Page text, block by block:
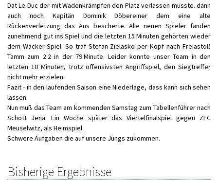
Dat Le Duc der mit Wadenkrämpfen den Platz verlassen musste. dann
auch noch Kapitän Dominik Döbereiner dem eine alte
Rückenverletzung das Aus bescherte. Alle neuen Spieler fanden
zunehmend gut ins Spiel und die letzten 15 Minuten gehörten wieder
dem Wacker-Spiel. So traf Stefan Zielasko per Kopf nach Freiastoß
Tamm zum 2:2 in der 79.Minute. Leider konnte unser Team in den
letzten 10 Minuten, trotz offensivsten Angriffspiel, den Siegtreffer
nicht mehr erzielen.
Fazit - in den laufenden Saison eine Niederlage, dass kann sich sehen
lassen.
Nun muß das Team am kommenden Samstag zum Tabellenführer nach
Schott Jena. Ein Woche später das Viertelfinalspiel gegen ZFC
Meuselwitz, als Heimspiel.
Schwere Aufgaben die auf unsere Jungs zukommen.
Bisherige Ergebnisse